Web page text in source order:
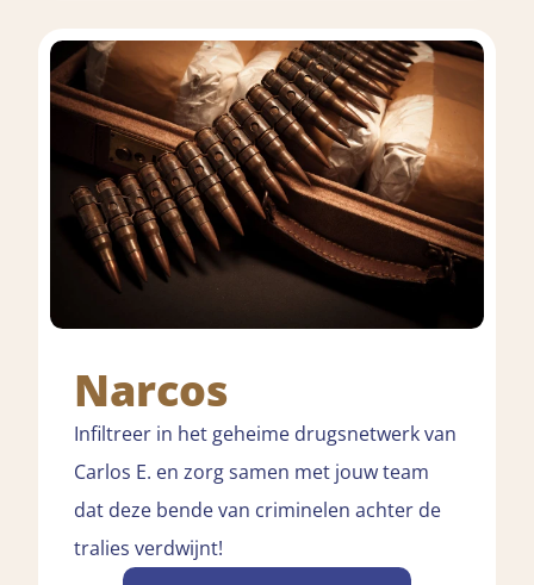
Narcos
Infiltreer in het geheime drugsnetwerk van
Carlos E. en zorg samen met jouw team
dat deze bende van criminelen achter de
tralies verdwijnt!